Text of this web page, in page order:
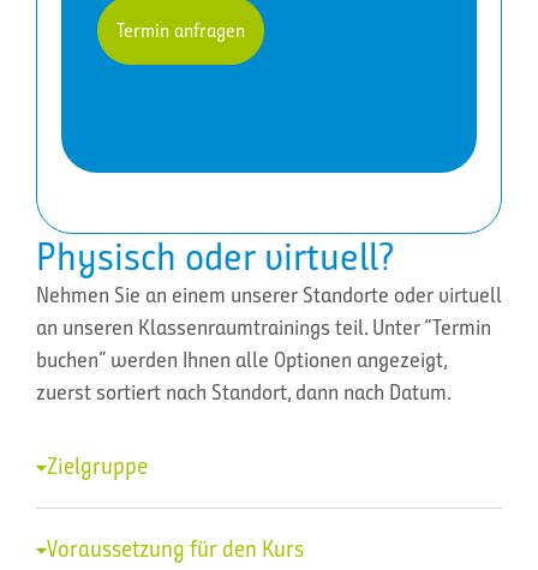
Physisch oder virtuell?
Nehmen Sie an einem unserer Standorte oder virtuell
an unseren Klassenraumtrainings teil. Unter “Termin
buchen” werden Ihnen alle Optionen angezeigt,
zuerst sortiert nach Standort, dann nach Datum.
Zielgruppe
Voraussetzung für den Kurs
Termin anfragen